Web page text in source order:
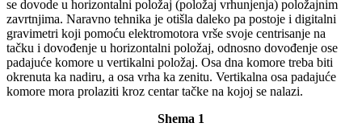
se dovode u horizontalni položaj (položaj vrhunjenja) položajnim
zavrtnjima. Naravno tehnika je otišla daleko pa postoje i digitalni
gravimetri koji pomoću elektromotora vrše svoje centrisanje na
tačku i dovođenje u horizontalni položaj, odnosno dovođenje ose
padajuće komore u vertikalni položaj. Osa dna komore treba biti
okrenuta ka nadiru, a osa vrha ka zenitu. Vertikalna osa padajuće
komore mora prolaziti kroz centar tačke na kojoj se nalazi.
Shema 1